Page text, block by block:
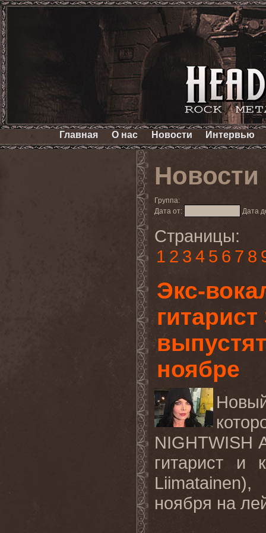
Главная О нас Новости Интервью
Новости
Группа:
Дата от:
Дата
Страницы:
1 2 3 4 5 6 7 8
Экс-
ноябре
NIGHTWISH
гитарист и
ноября на